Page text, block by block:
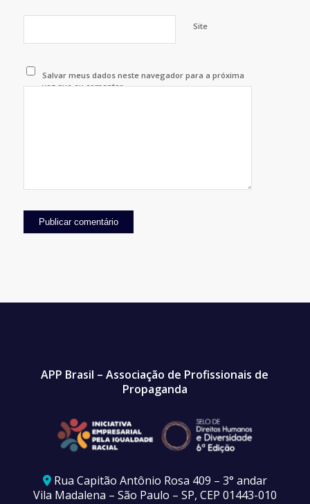
Site
Salvar meus dados neste navegador para a próxima
vez que eu comentar.
APP Brasil – Associação de Profissionais de
Propaganda
Rua Capitão Antônio Rosa 409 – 3° andar
Vila Madalena – São Paulo – SP, CEP 01443-010